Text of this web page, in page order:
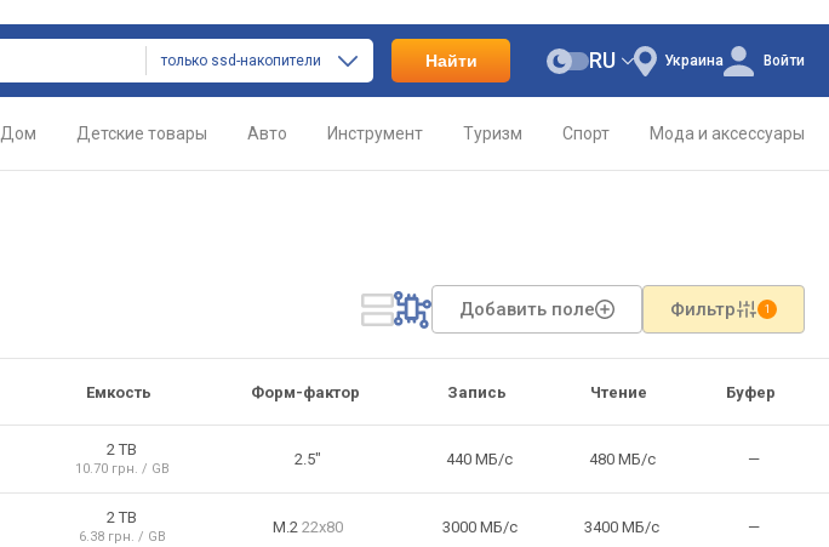
только ssd-накопители Найти Украина
RU Войти
Дом Детские товары Авто Инструмент Туризм Спорт Мода и аксессуары
Добавить поле Фильтр 1
Емкость Форм-фактор Запись Чтение Буфер
2 TB
10.70 грн. / GB
2.5" 440 МБ/с 480 МБ/с —
2 TB
6.38 грн. / GB
M.2 22x80 3000 МБ/с 3400 МБ/с —